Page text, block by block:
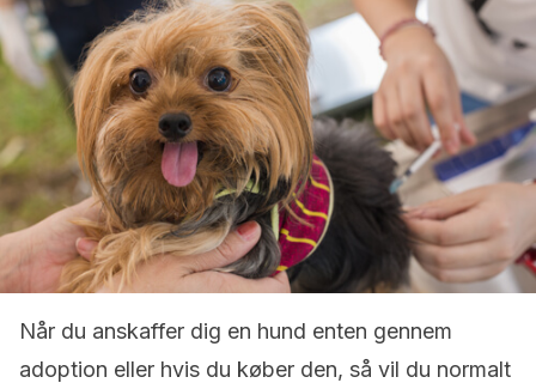
Når du anskaffer dig en hund enten gennem
adoption eller hvis du køber den, så vil du normalt